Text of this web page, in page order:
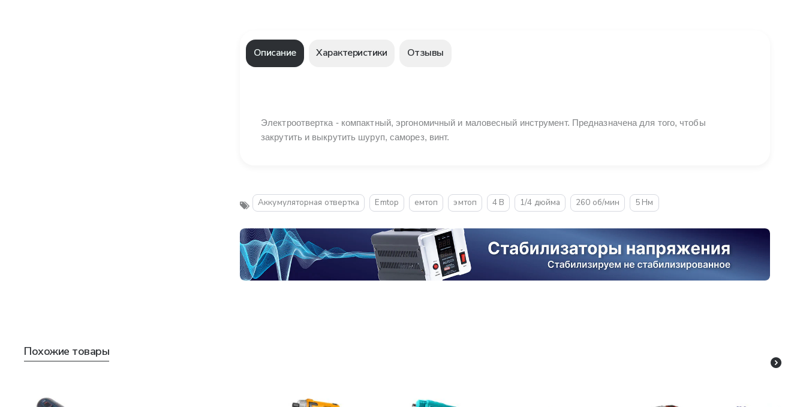
Описание Характеристики Отзывы
Электроотвертка - компактный, эргономичный и маловесный инструмент. Предназначена для того, чтобы
закрутить и выкрутить шуруп, саморез, винт.
Аккумуляторная отвертка Emtop емтоп эмтоп 4 В 1/4 дюйма 260 об/мин 5 Нм
Похожие товары